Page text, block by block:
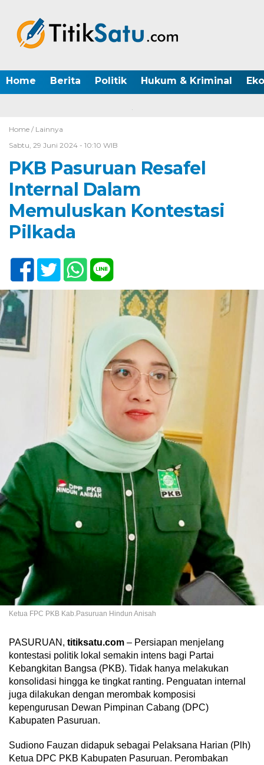
Home Berita Politik Hukum & Kriminal
Home / Lainnya
Sabtu, 29 Juni 2024 - 10:10 WIB
PKB Pasuruan Resafel
Internal Dalam
Memuluskan Kontestasi
Pilkada
Ketua FPC PKB Kab.Pasuruan Hindun Anisah
PASURUAN, titiksatu.com – Persiapan menjelang
kontestasi politik lokal semakin intens bagi Partai
Kebangkitan Bangsa (PKB). Tidak hanya melakukan
konsolidasi hingga ke tingkat ranting. Penguatan internal
juga dilakukan dengan merombak komposisi
kepengurusan Dewan Pimpinan Cabang (DPC)
Kabupaten Pasuruan.
Sudiono Fauzan didapuk sebagai Pelaksana Harian (Plh)
Ketua DPC PKB Kabupaten Pasuruan. Perombakan